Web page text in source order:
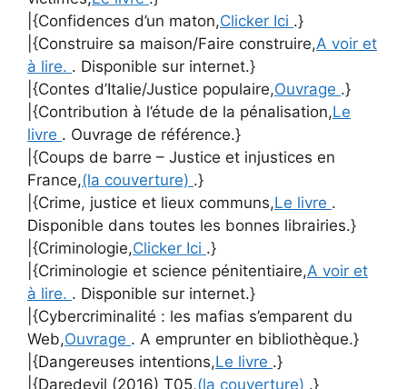
|{Confidences d’un maton,Clicker Ici .}
|{Construire sa maison/Faire construire,A voir et
à lire. . Disponible sur internet.}
|{Contes d’Italie/Justice populaire,Ouvrage .}
|{Contribution à l’étude de la pénalisation,Le
livre . Ouvrage de référence.}
|{Coups de barre – Justice et injustices en
France,(la couverture) .}
|{Crime, justice et lieux communs,Le livre .
Disponible dans toutes les bonnes librairies.}
|{Criminologie,Clicker Ici .}
|{Criminologie et science pénitentiaire,A voir et
à lire. . Disponible sur internet.}
|{Cybercriminalité : les mafias s’emparent du
Web,Ouvrage . A emprunter en bibliothèque.}
|{Dangereuses intentions,Le livre .}
|{Daredevil (2016) T05,(la couverture) .}